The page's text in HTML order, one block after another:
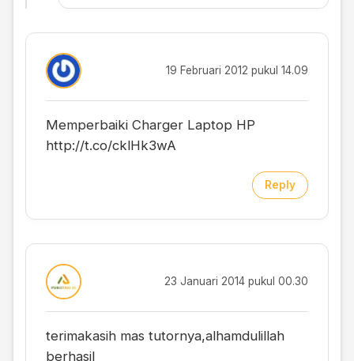
19 Februari 2012 pukul 14.09
Memperbaiki Charger Laptop HP
http://t.co/cklHk3wA
Reply
23 Januari 2014 pukul 00.30
terimakasih mas tutornya,alhamdulillah
berhasil